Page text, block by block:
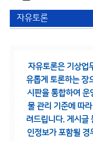
자유토론
자유토론은 기상업
유롭게 토론하는 장
시판을 통합하여 운
물 관리 기준에 따
려드립니다. 게시글
인정보가 포함될 경